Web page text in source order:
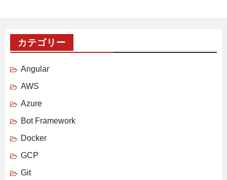
カテゴリー
Angular
AWS
Azure
Bot Framework
Docker
GCP
Git